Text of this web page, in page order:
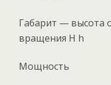
Габарит — высота
вращения H h
Мощность